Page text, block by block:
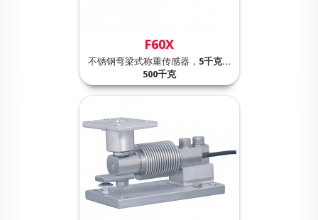
F60X
不锈钢弯梁式称重传感器， 5千克…
500千克